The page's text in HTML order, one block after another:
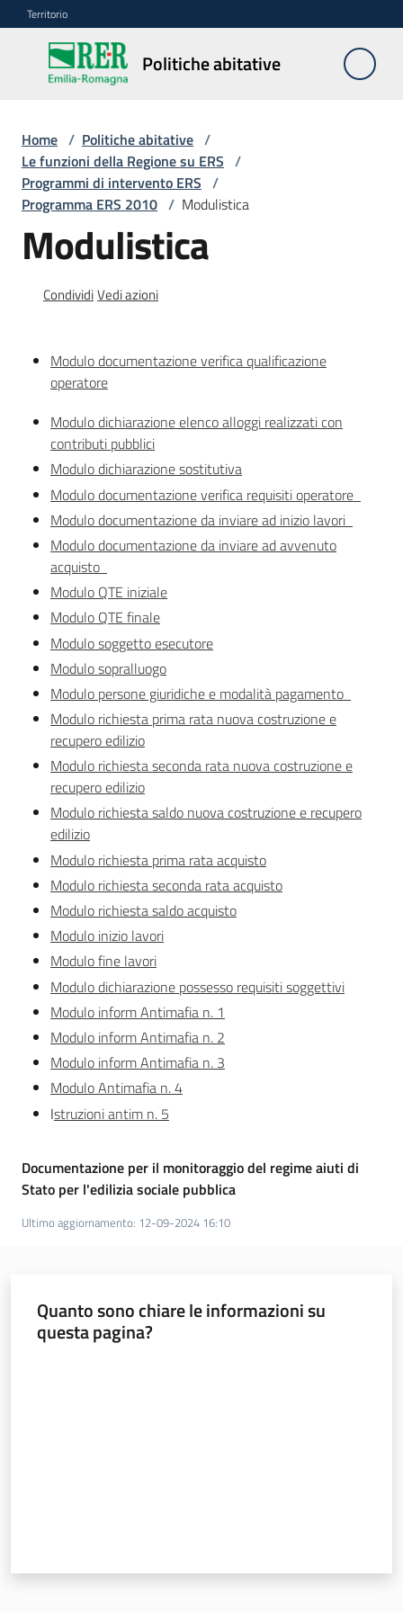
Vai al contenuto
Vai alla navigazione
Vai al footer
Territorio
Politiche abitative
Politiche
abitative
Edilizia
Residenziale
Pubblica
Residenziale
Sostegno
all'affitto
Barriere
architettoniche
Autorizzazioni
ORSA
Territorio
Argomenti
Novità
Servizi
Leggi Atti Bandi
Piani Programmi
Home / Politiche abitative /
Le funzioni della Regione su ERS /
Programmi di intervento ERS /
Programma ERS 2010 / Modulistica
Modulistica
CondividiVedi azioni
Modulo documentazione verifica qualificazione
operatore
Modulo dichiarazione elenco alloggi realizzati con
contributi pubblici
Modulo dichiarazione sostitutiva
Modulo documentazione verifica requisiti operatore
Modulo documentazione da inviare ad inizio lavori
Modulo documentazione da inviare ad avvenuto
acquisto
Modulo QTE iniziale
Modulo QTE finale
Modulo soggetto esecutore
Modulo sopralluogo
Modulo persone giuridiche e modalità pagamento
Modulo richiesta prima rata nuova costruzione e
recupero edilizio
Modulo richiesta seconda rata nuova costruzione e
recupero edilizio
Modulo richiesta saldo nuova costruzione e recupero
edilizio
Modulo richiesta prima rata acquisto
Modulo richiesta seconda rata acquisto
Modulo richiesta saldo acquisto
Modulo inizio lavori
Modulo fine lavori
Modulo dichiarazione possesso requisiti soggettivi
Modulo inform Antimafia n. 1
Modulo inform Antimafia n. 2
Modulo inform Antimafia n. 3
Modulo Antimafia n. 4
Istruzioni antim n. 5
Documentazione per il monitoraggio del regime aiuti di
Stato per l'edilizia sociale pubblica
Ultimo aggiornamento: 12-09-2024 16:10
Quanto sono chiare le informazioni su
questa pagina?